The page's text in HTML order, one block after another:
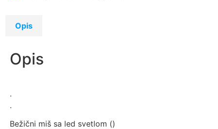
Opis
Opis
.
.
Bežični miš sa led svetlom ()